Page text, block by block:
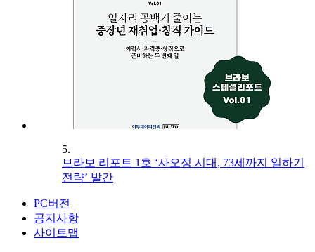
5.
브라보 리포트 1호 ‘사오정 시대, 73세까지 일하기
전략’ 발간
PC버전
공지사항
사이트맵